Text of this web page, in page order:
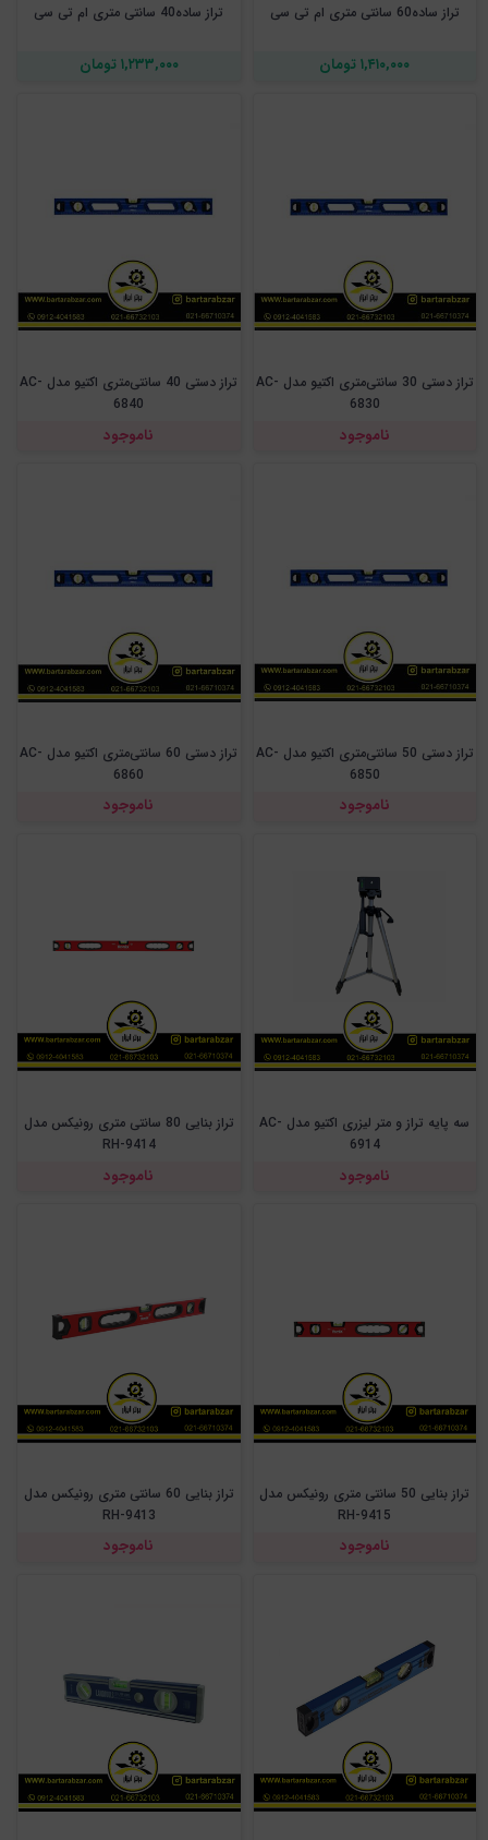
تراز ساده60 سانتی متری ام تی سی
۱,۴۱۰,۰۰۰ تومان
تراز ساده40 سانتی متری ام تی سی
۱,۲۳۳,۰۰۰ تومان
تراز دستی 30 سانتی‌متری اکتیو مدل AC-
6830
ناموجود
تراز دستی 40 سانتی‌متری اکتیو مدل AC-
6840
ناموجود
تراز دستی 50 سانتی‌متری اکتیو مدل AC-
6850
ناموجود
تراز دستی 60 سانتی‌متری اکتیو مدل AC-
6860
ناموجود
سه پایه تراز و متر لیزری اکتیو مدل AC-
6914
ناموجود
تراز بنایی 80 سانتی متری رونیکس مدل
RH-9414
ناموجود
تراز بنایی 50 سانتی متری رونیکس مدل
RH-9415
ناموجود
تراز بنایی 60 سانتی متری رونیکس مدل
RH-9413
ناموجود